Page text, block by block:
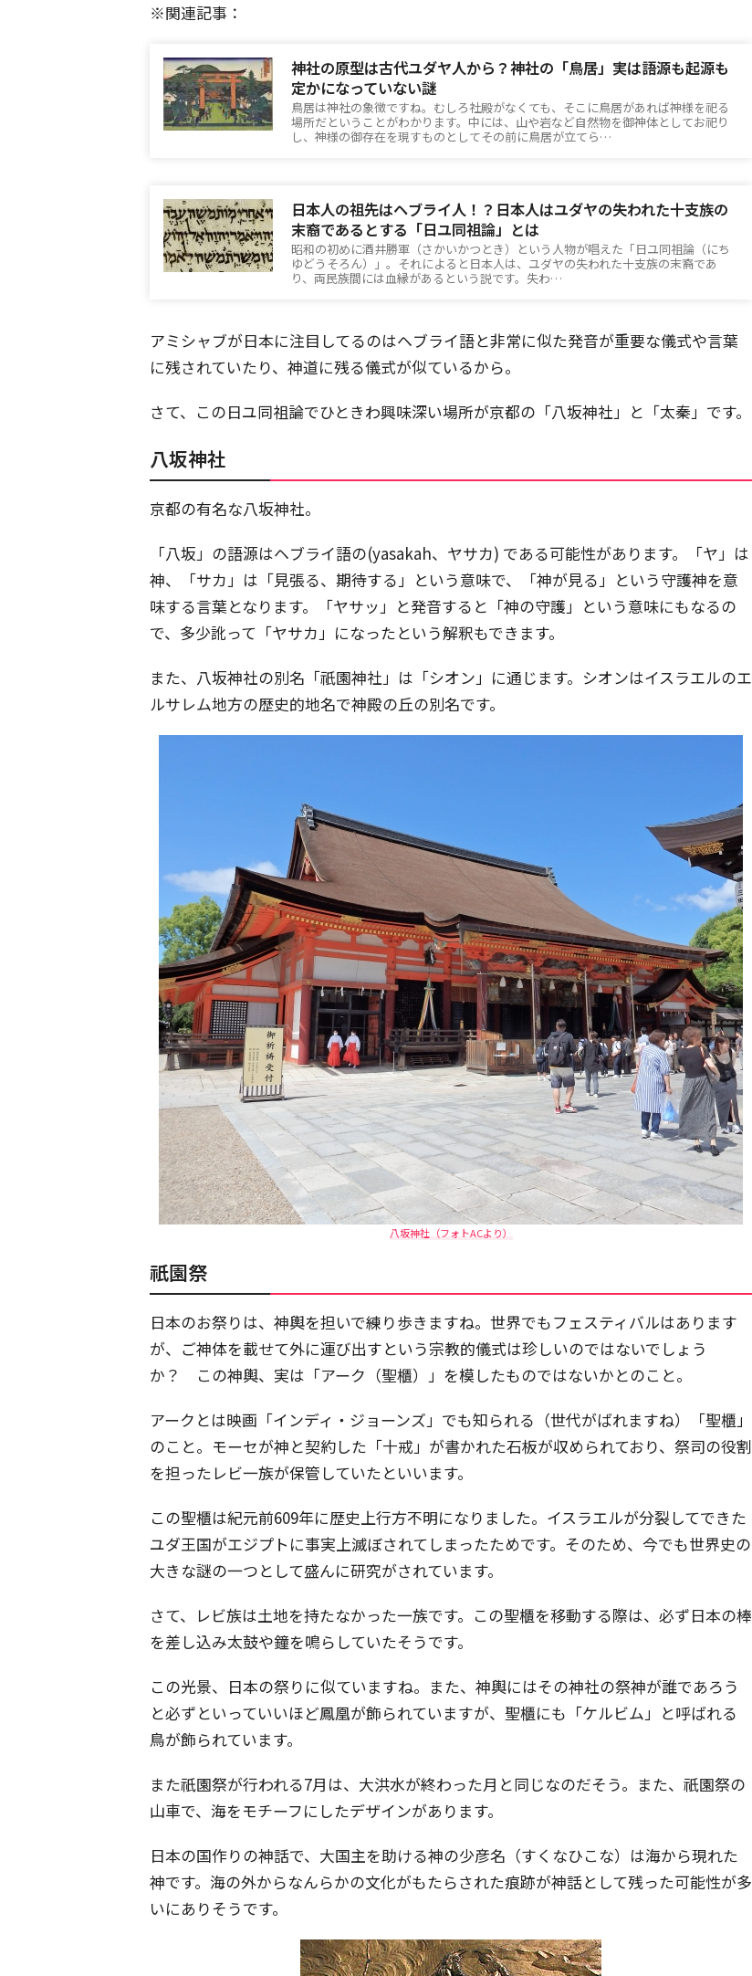
※関連記事：
神社の原型は古代ユダヤ人から？神社の「鳥居」実は語源も起源も
定かになっていない謎
鳥居は神社の象徴ですね。むしろ社殿がなくても、そこに鳥居があれば神様を祀る
場所だということがわかります。中には、山や岩など自然物を御神体としてお祀り
し、神様の御存在を現すものとしてその前に鳥居が立てら…
日本人の祖先はヘブライ人！？日本人はユダヤの失われた十支族の
末裔であるとする「日ユ同祖論」とは
昭和の初めに酒井勝軍（さかいかつとき）という人物が唱えた「日ユ同祖論（にち
ゆどうそろん）」。それによると日本人は、ユダヤの失われた十支族の末裔であ
り、両民族間には血縁があるという説です。失わ…
アミシャブが日本に注目してるのはヘブライ語と非常に似た発音が重要な儀式や言葉
に残されていたり、神道に残る儀式が似ているから。
さて、この日ユ同祖論でひときわ興味深い場所が京都の「八坂神社」と「太秦」です。
八坂神社
京都の有名な八坂神社。
「八坂」の語源はヘブライ語の(yasakah、ヤサカ) である可能性があります。「ヤ」は
神、「サカ」は「見張る、期待する」という意味で、「神が見る」という守護神を意
味する言葉となります。「ヤサッ」と発音すると「神の守護」という意味にもなるの
で、多少訛って「ヤサカ」になったという解釈もできます。
また、八坂神社の別名「祇園神社」は「シオン」に通じます。シオンはイスラエルのエ
ルサレム地方の歴史的地名で神殿の丘の別名です。
八坂神社（フォトACより）
祇園祭
日本のお祭りは、神輿を担いで練り歩きますね。世界でもフェスティバルはあります
が、ご神体を載せて外に運び出すという宗教的儀式は珍しいのではないでしょう
か？ この神輿、実は「アーク（聖櫃）」を模したものではないかとのこと。
アークとは映画「インディ・ジョーンズ」でも知られる（世代がばれますね）「聖櫃」
のこと。モーセが神と契約した「十戒」が書かれた石板が収められており、祭司の役割
を担ったレビ一族が保管していたといいます。
この聖櫃は紀元前609年に歴史上行方不明になりました。イスラエルが分裂してできた
ユダ王国がエジプトに事実上滅ぼされてしまったためです。そのため、今でも世界史の
大きな謎の一つとして盛んに研究がされています。
さて、レビ族は土地を持たなかった一族です。この聖櫃を移動する際は、必ず日本の棒
を差し込み太鼓や鐘を鳴らしていたそうです。
この光景、日本の祭りに似ていますね。また、神輿にはその神社の祭神が誰であろう
と必ずといっていいほど鳳凰が飾られていますが、聖櫃にも「ケルビム」と呼ばれる
鳥が飾られています。
また祇園祭が行われる7月は、大洪水が終わった月と同じなのだそう。また、祇園祭の
山車で、海をモチーフにしたデザインがあります。
日本の国作りの神話で、大国主を助ける神の少彦名（すくなひこな）は海から現れた
神です。海の外からなんらかの文化がもたらされた痕跡が神話として残った可能性が多
いにありそうです。